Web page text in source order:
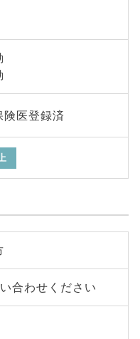
険医登録済
合わせください